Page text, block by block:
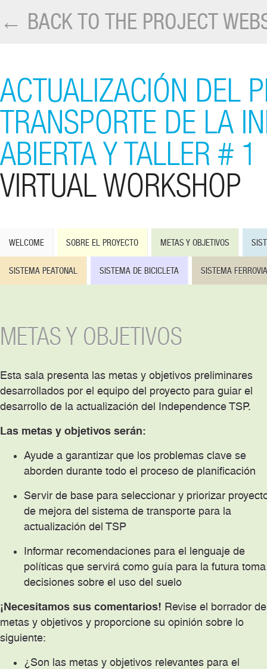
← BACK TO THE PROJECT
ACTUALIZACIÓN DEL
TRANSPORTE DE LA
ABIERTA Y TALLER # 1
VIRTUAL WORKSHOP
WELCOME SOBRE EL PROYECTO METAS Y OBJETIVOS
SISTEMA PEATONAL SISTEMA DE BICICLETA SISTEMA
METAS Y OBJETIVOS
Esta sala presenta las metas y objetivos preliminares
desarrollados por el equipo del proyecto para guiar el
desarrollo de la actualización del Independence TSP.
Las metas y objetivos serán:
Ayude a garantizar que los problemas clave se
aborden durante todo el proceso de planificación
Servir de base para seleccionar y priorizar
de mejora del sistema de transporte para la
actualización del TSP
Informar recomendaciones para el lenguaje de
políticas que servirá como guía para la futura
decisiones sobre el uso del suelo
¡Necesitamos sus comentarios! Revise el borrador de
metas y objetivos y proporcione su opinión sobre lo
siguiente:
¿Son las metas y objetivos relevantes para el